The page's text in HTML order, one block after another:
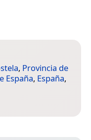
, Provincia de
España, España,